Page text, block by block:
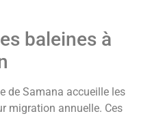
baleines à
de Samana accueille les
migration annuelle. Ces